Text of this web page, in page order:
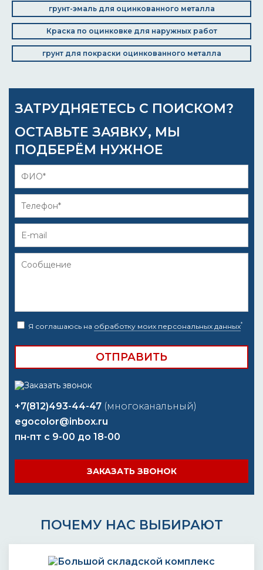
грунт-эмаль для оцинкованного металла
Краска по оцинковке для наружных работ
грунт для покраски оцинкованного металла
ЗАТРУДНЯЕТЕСЬ С ПОИСКОМ?
ОСТАВЬТЕ ЗАЯВКУ, МЫ
ПОДБЕРЁМ НУЖНОЕ
Я соглашаюсь на обработку моих персональных данных*
+7(812)493-44-47 (многоканальный)
egocolor@inbox.ru
пн-пт с 9-00 до 18-00
ЗАКАЗАТЬ ЗВОНОК
ПОЧЕМУ НАС ВЫБИРАЮТ